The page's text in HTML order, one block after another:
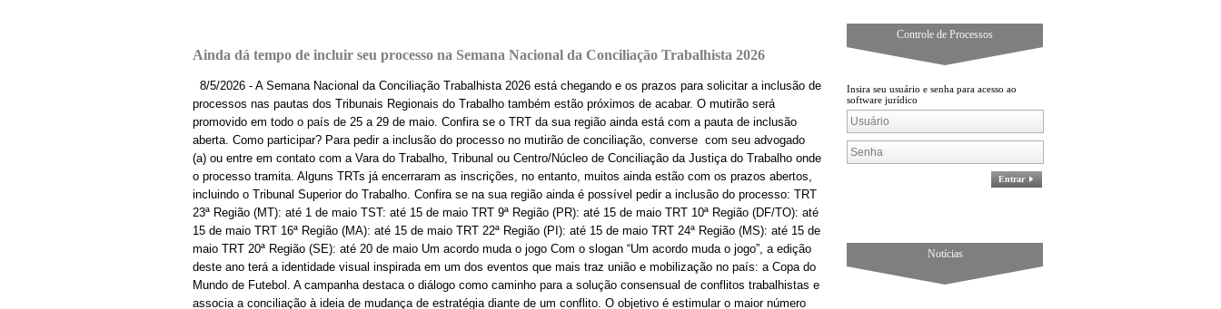
Controle de Processos
Insira seu usuário e senha para acesso ao
software jurídico
Entrar
Notícias
Ainda dá tempo de incluir seu processo na Semana Nacional da Conciliação Trabalhista 2026
8/5/2026 - A Semana Nacional da Conciliação Trabalhista 2026 está chegando e os prazos para solicitar a inclusão de
processos nas pautas dos Tribunais Regionais do Trabalho também estão próximos de acabar. O mutirão será
promovido em todo o país de 25 a 29 de maio. Confira se o TRT da sua região ainda está com a pauta de inclusão
aberta. Como participar? Para pedir a inclusão do processo no mutirão de conciliação, converse com seu advogado
(a) ou entre em contato com a Vara do Trabalho, Tribunal ou Centro/Núcleo de Conciliação da Justiça do Trabalho onde
o processo tramita. Alguns TRTs já encerraram as inscrições, no entanto, muitos ainda estão com os prazos abertos,
incluindo o Tribunal Superior do Trabalho. Confira se na sua região ainda é possível pedir a inclusão do processo: TRT
23ª Região (MT): até 1 de maio TST: até 15 de maio TRT 9ª Região (PR): até 15 de maio TRT 10ª Região (DF/TO): até
15 de maio TRT 16ª Região (MA): até 15 de maio TRT 22ª Região (PI): até 15 de maio TRT 24ª Região (MS): até 15 de
maio TRT 20ª Região (SE): até 20 de maio Um acordo muda o jogo Com o slogan “Um acordo muda o jogo”, a edição
deste ano terá a identidade visual inspirada em um dos eventos que mais traz união e mobilização no país: a Copa do
Mundo de Futebol. A campanha destaca o diálogo como caminho para a solução consensual de conflitos trabalhistas e
associa a conciliação à ideia de mudança de estratégia diante de um conflito. O objetivo é estimular o maior número